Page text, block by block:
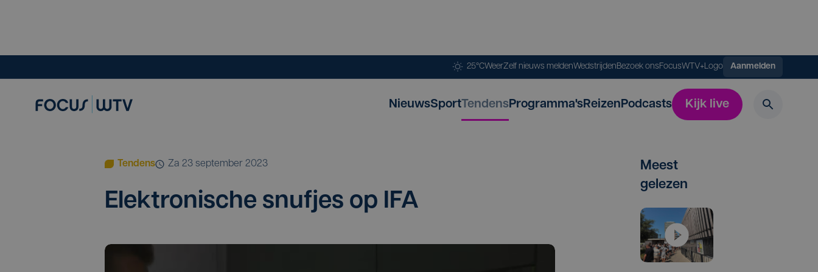
25°CWeerZelf nieuws meldenWedstrijdenBezoek onsFocusWTV+Logo Aanmelden
NieuwsSportTendensProgramma'sReizenPodcasts Kijk live
Tendens za 23 september 2023
Elek­tro­ni­sche snuf­jes op IFA
Meest
gelezen